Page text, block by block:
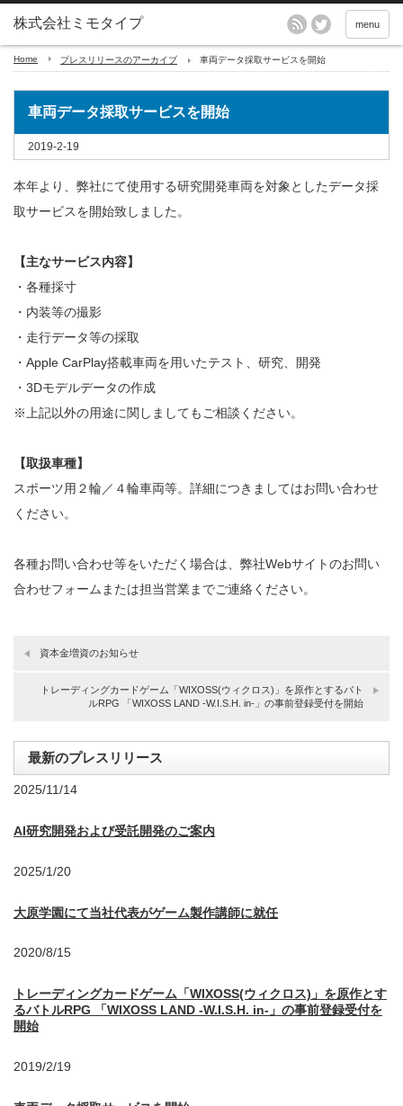
menu
Home プレスリリースのアーカイブ 車両データ採取サービスを開始
車両データ採取サービスを開始
2019-2-19
本年より、弊社にて使用する研究開発車両を対象としたデータ採
取サービスを開始致しました。
【主なサービス内容】
・各種採寸
・内装等の撮影
・走行データ等の採取
・Apple CarPlay搭載車両を用いたテスト、研究、開発
・3Dモデルデータの作成
※上記以外の用途に関しましてもご相談ください。
【取扱車種】
スポーツ用２輪／４輪車両等。詳細につきましてはお問い合わせ
ください。
各種お問い合わせ等をいただく場合は、弊社Webサイトのお問い
合わせフォームまたは担当営業までご連絡ください。
資本金増資のお知らせ
トレーディングカードゲーム「WIXOSS(ウィクロス)」を原作とするバト
ルRPG 「WIXOSS LAND -W.I.S.H. in-」の事前登録受付を開始
最新のプレスリリース
2025/11/14
AI研究開発および受託開発のご案内
2025/1/20
大原学園にて当社代表がゲーム製作講師に就任
2020/8/15
トレーディングカードゲーム「WIXOSS(ウィクロス)」を原作とす
るバトルRPG 「WIXOSS LAND -W.I.S.H. in-」の事前登録受付を
開始
2019/2/19